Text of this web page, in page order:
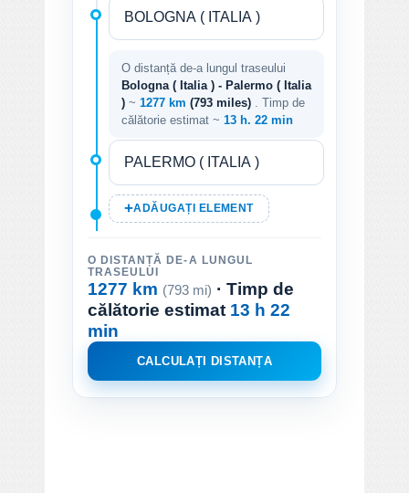
O distanță de-a lungul traseului
Bologna ( Italia ) - Palermo ( Italia
) ~ 1277 km (793 miles)
. Timp de
călătorie estimat ~ 13 h. 22 min
ADĂUGAȚI ELEMENT
O DISTANȚĂ DE-A LUNGUL
TRASEULUI
1277 km (793 mi) · Timp de
călătorie estimat 13 h 22
min
CALCULAȚI DISTANȚA